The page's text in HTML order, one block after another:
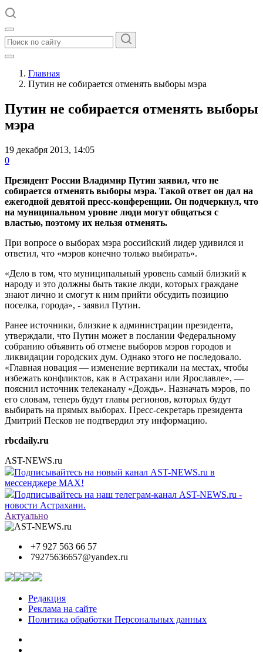
Главная
Путин не собирается отменять выборы мэра
Путин не собирается отменять выборы
мэра
19 декабря 2013, 14:05
0
Президент России Владимир Путин заявил, что не
собирается отменять выборы мэра. Такой ответ он дал на
ежегодной девятой пресс-конференции. Он подчеркнул, что
на муниципальном уровне люди могут общаться с
властью, поэтому их нельзя отменять.
При вопросе о выборах мэра российский лидер удивился и
ответил, что «мэров конечно только выбирать».
«Дело в том, что муниципальный уровень самый близкий к
народу и это должны быть такие люди, которых граждане
знают лично и смогут к ним прийти обсудить позицию
поселка, города», - заявил Путин.
Ранее источники, близкие к администрации президента,
утверждали, что Путин может в послании Федеральному
собранию объявить об отмене выборов мэров городов и
ликвидации городских дум. Однако этого не последовало.
«Главная новация — изменение вертикали на местах, чтобы
избежать конфликтов, как в Астрахани или Ярославле», —
пояснил источник телеканалу «Дождь». Назначать мэров, по
его словам, теперь будут главы регионов, которых будут
выбирать на прямых выборах. Пресс-секретарь президента
Дмитрий Песков не подтвердил эту информацию.
rbcdaily.ru
AST-NEWS.ru
Подписывайтесь на новый канал AST-NEWS.ru в
мессенджере MAX!
Подписывайтесь на наш телеграм-канал AST-NEWS.ru -
новости Астрахани.
Актуально
+7 927 563 66 57
79275636657@yandex.ru
Редакция
Реклама на сайте
Политика обработки Персональных данных